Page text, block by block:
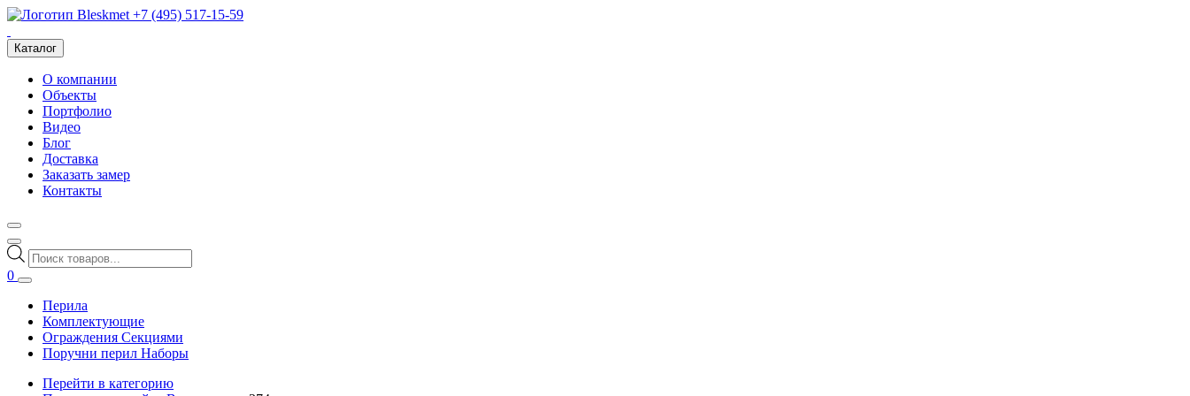
+7 (495) 517-15-59
Каталог
О компании
Объекты
Портфолио
Видео
Блог
Доставка
Заказать замер
Контакты
Поиск
товаров
0
Перила
Комплектующие
Ограждения Секциями
Поручни перил Наборы
Перейти в категорию